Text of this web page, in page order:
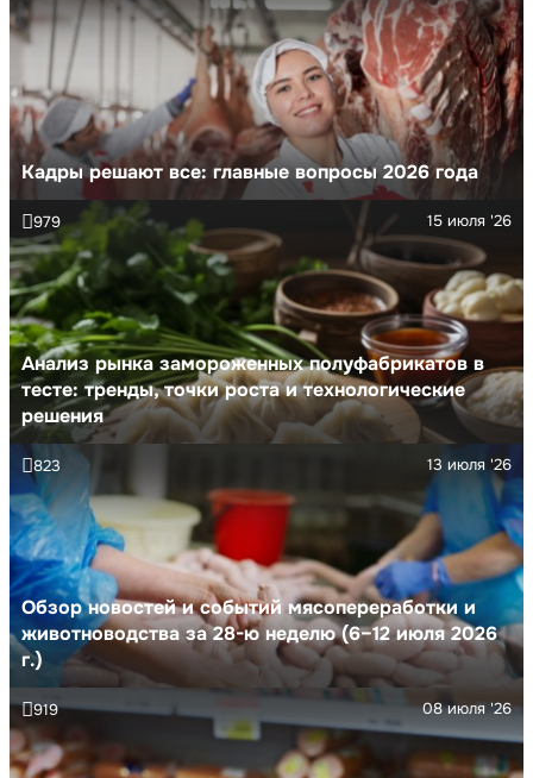
Кадры решают все: главные вопросы 2026 года
Анализ рынка замороженных полуфабрикатов в
тесте: тренды, точки роста и технологические
решения
15 июля '26
979
Обзор новостей и событий мясопереработки и
животноводства за 28-ю неделю (6–12 июля 2026
г.)
13 июля '26
823
08 июля '26
919